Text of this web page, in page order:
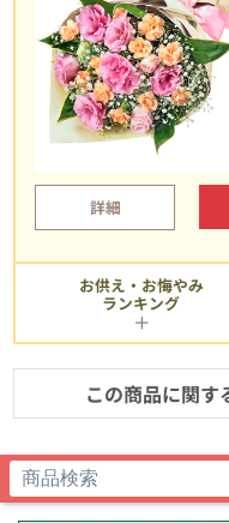
詳細
お供え・お悔やみ
ランキング
この商品に関す